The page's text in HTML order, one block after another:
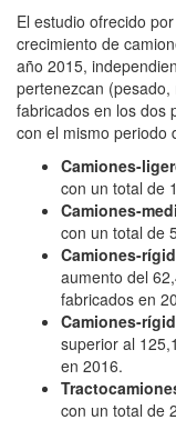
El estudio ofrecido por
crecimiento de
año 2015,
pertenezcan
fabricados en los dos
con el mismo periodo
Camiones-
con un total de
Camiones-
con un total de
Camiones-
aumento del
fabricados en
Camiones-
superior al
en 2016.
con un total de